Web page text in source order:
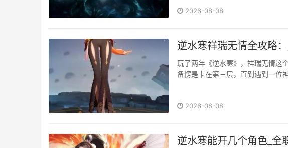
2026-08-08
逆水寒祥瑞无情全攻略
玩了两年《逆水寒》，祥瑞无情这
备愣是卡在第三层，直到遇到一位
囊】技能触发，里面常掉高品质【
2026-08-08
逆水寒能开几个角色_全